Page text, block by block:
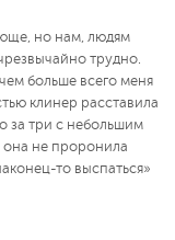
но нам, людям
трудно.
больше всего меня
клинер расставила
за три с небольшим
она не проронила
то выспаться»